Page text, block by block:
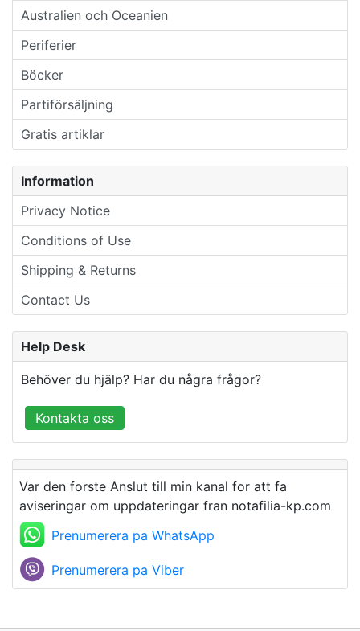
Australien och Oceanien
Periferier
Böcker
Partiförsäljning
Gratis artiklar
Information
Privacy Notice
Conditions of Use
Shipping & Returns
Contact Us
Help Desk
Behöver du hjälp? Har du några frågor?
Kontakta oss
Var den forste Anslut till min kanal for att fa
aviseringar om uppdateringar fran notafilia-kp.com
Prenumerera pa WhatsApp
Prenumerera pa Viber